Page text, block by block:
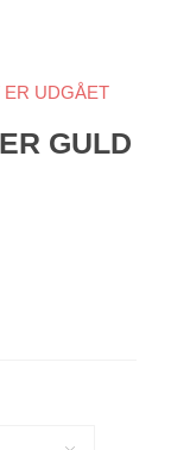
ER UDGÅET
GULD